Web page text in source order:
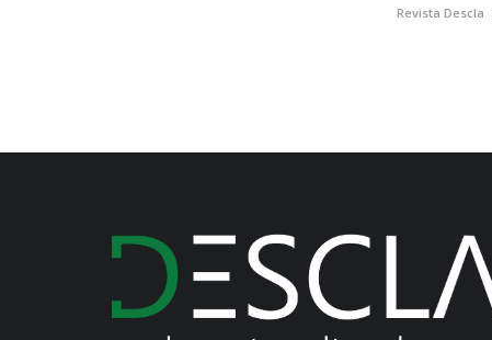
Revista Descla